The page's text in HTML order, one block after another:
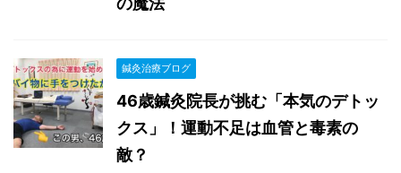
鍼灸治療ブログ
46歳鍼灸院長が挑む「本気のデトッ
クス」！運動不足は血管と毒素の
敵？